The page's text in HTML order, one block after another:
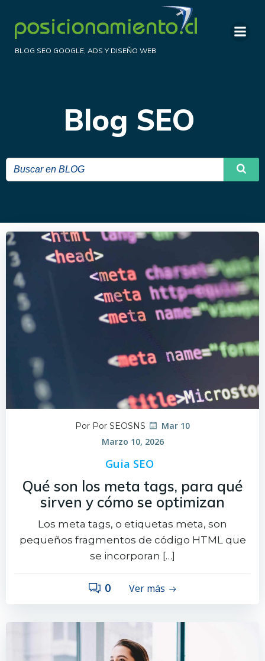
Saltar
al
BLOG SEO GOOGLE, ADS Y DISEÑO WEB
Blog SEO
Por Por SEOSNS
Mar 10
Marzo 10, 2026
Guia SEO
Qué son los meta tags, para qué
sirven y cómo se optimizan
Los meta tags, o etiquetas meta, son
pequeños fragmentos de código HTML que
se incorporan […]
0 Ver más